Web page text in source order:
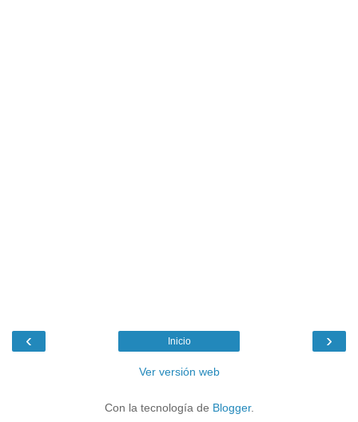
‹ ›
Inicio
Ver versión web
Con la tecnología de Blogger.